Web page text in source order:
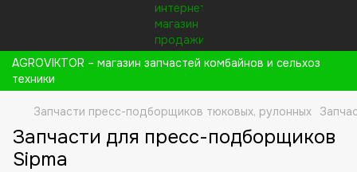
AGROVIKTOR – магазин запчастей комбайнов и сельхоз
техники
Запчасти пресс-подборщиков тюковых, рулонных
Запчасти для пресс-подборщиков
Sipma